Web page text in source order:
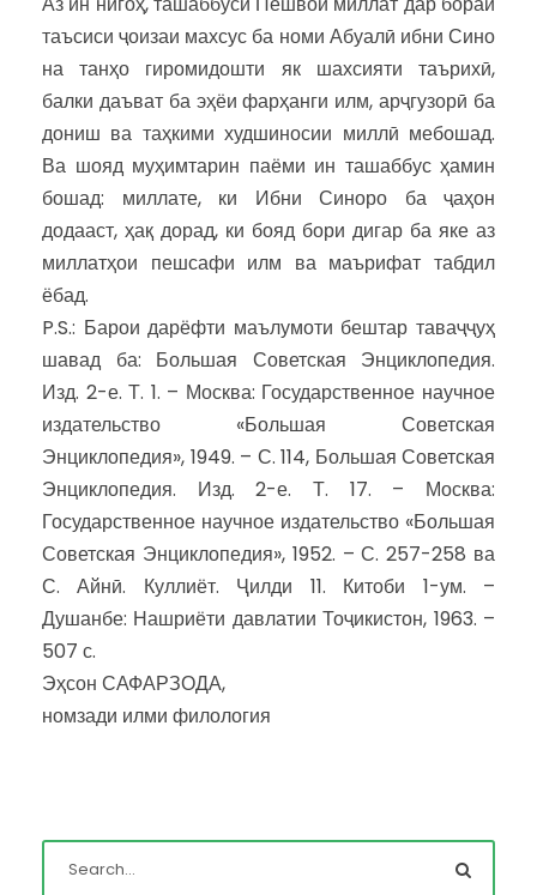
таъсиси ҷоизаи махсус ба номи Абуалӣ ибни Сино
на танҳо гиромидошти як шахсияти таърихӣ,
балки даъват ба эҳёи фарҳанги илм, арҷгузорӣ ба
дониш ва таҳкими худшиносии миллӣ мебошад.
Ва шояд муҳимтарин паёми ин ташаббус ҳамин
бошад: миллате, ки Ибни Синоро ба ҷаҳон
додааст, ҳақ дорад, ки бояд бори дигар ба яке аз
миллатҳои пешсафи илм ва маърифат табдил
ёбад.
P.S.: Барои дарёфти маълумоти бештар таваҷҷуҳ
шавад ба: Большая Советская Энциклопедия.
Изд. 2-е. Т. 1. – Москва: Государственное научное
издательство «Большая Советская
Энциклопедия», 1949. – С. 114, Большая Советская
Энциклопедия. Изд. 2-е. Т. 17. – Москва:
Государственное научное издательство «Большая
Советская Энциклопедия», 1952. – С. 257-258 ва
С. Айнӣ. Куллиёт. Ҷилди 11. Китоби 1-ум. –
Душанбе: Нашриёти давлатии Тоҷикистон, 1963. –
507 с.
Эҳсон САФАРЗОДА,
номзади илми филология